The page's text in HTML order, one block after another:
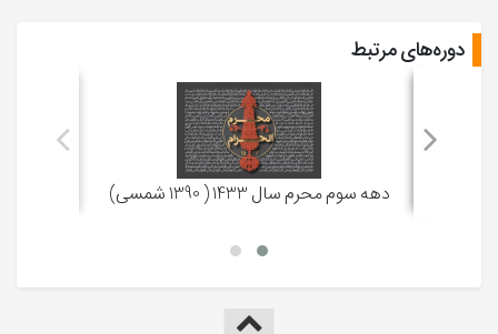
دوره‌های مرتبط
دهه سوم محرم سال 1433 ( 1390 شمسی)